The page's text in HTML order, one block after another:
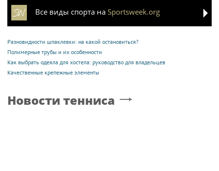
Все виды спорта на Sportsweek.org
Разновидности шпаклевки: на какой остановиться?
Полимерные трубы и их особенности
Как выбрать одеяла для хостела: руководство для владельцев
Качественные крепежные элементы
Новости тенниса